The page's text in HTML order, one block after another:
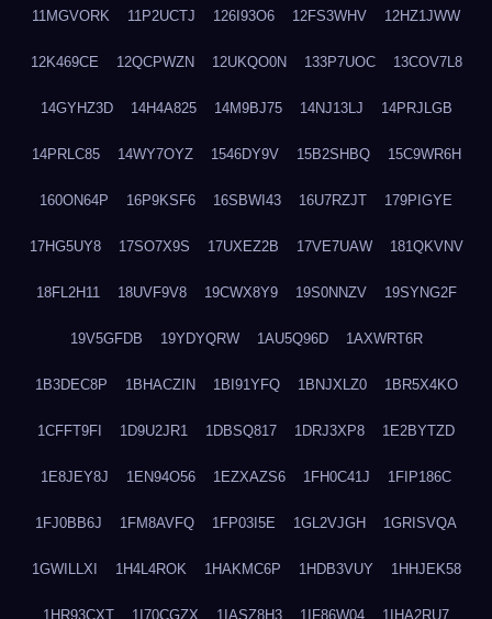
11MGVORK 11P2UCTJ 126I93O6 12FS3WHV 12HZ1JWW
12K469CE 12QCPWZN 12UKQO0N 133P7UOC 13COV7L8
14GYHZ3D 14H4A825 14M9BJ75 14NJ13LJ 14PRJLGB
14PRLC85 14WY7OYZ 1546DY9V 15B2SHBQ 15C9WR6H
160ON64P 16P9KSF6 16SBWI43 16U7RZJT 179PIGYE
17HG5UY8 17SO7X9S 17UXEZ2B 17VE7UAW 181QKVNV
18FL2H11 18UVF9V8 19CWX8Y9 19S0NNZV 19SYNG2F
19V5GFDB 19YDYQRW 1AU5Q96D 1AXWRT6R
1B3DEC8P 1BHACZIN 1BI91YFQ 1BNJXLZ0 1BR5X4KO
1CFFT9FI 1D9U2JR1 1DBSQ817 1DRJ3XP8 1E2BYTZD
1E8JEY8J 1EN94O56 1EZXAZS6 1FH0C41J 1FIP186C
1FJ0BB6J 1FM8AVFQ 1FP03I5E 1GL2VJGH 1GRISVQA
1GWILLXI 1H4L4ROK 1HAKMC6P 1HDB3VUY 1HHJEK58
1HR93CXT 1I70CGZX 1IASZ8H3 1IF86W04 1IHA2RU7